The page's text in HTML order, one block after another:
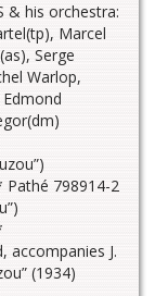
& his orchestra:
Marcel
Serge
Warlop,
Pathé 798914-2
accompanies J.
(1934)